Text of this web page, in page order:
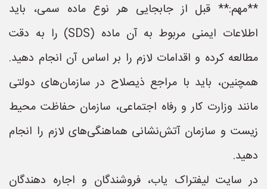
**مهم:** قبل از جابجایی هر نوع ماده سمی، باید
اطلاعات ایمنی مربوط به آن ماده (SDS) را به دقت
مطالعه کرده و اقدامات لازم را بر اساس آن انجام دهید.
همچنین، باید با مراجع ذیصلاح در سازمان‌های دولتی
مانند وزارت کار و رفاه اجتماعی، سازمان حفاظت محیط
زیست و سازمان آتش‌نشانی هماهنگی‌های لازم را انجام
دهید.
در سایت لیفتراک یاب، فروشندگان و اجاره دهندگان